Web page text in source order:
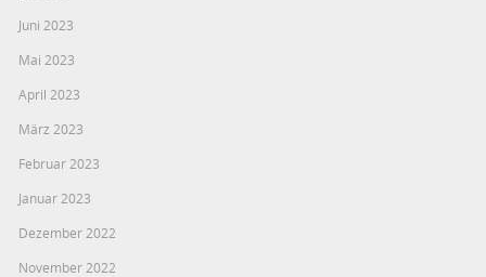
Juni 2023
Mai 2023
April 2023
März 2023
Februar 2023
Januar 2023
Dezember 2022
November 2022